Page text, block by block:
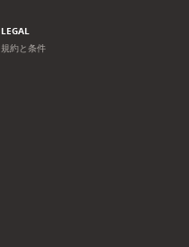
LEGAL
規約と条件